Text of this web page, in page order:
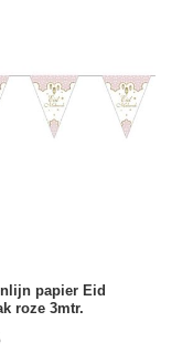
papier Eid
roze 3mtr.